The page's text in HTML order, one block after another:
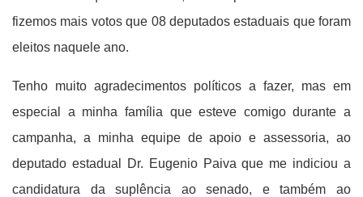
fizemos mais votos que 08 deputados estaduais que foram
eleitos naquele ano.
Tenho muito agradecimentos políticos a fazer, mas em
especial a minha família que esteve comigo durante a
campanha, a minha equipe de apoio e assessoria, ao
deputado estadual Dr. Eugenio Paiva que me indiciou a
candidatura da suplência ao senado, e também ao